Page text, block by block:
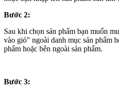
Bước 2:
Sau khi chọn sản phẩm bạn muốn
vào giỏ" ngoài danh mục sản phẩm
phẩm hoặc bên ngoài sản phẩm.
Bước 3: